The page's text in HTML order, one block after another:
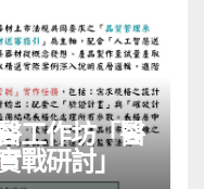
工作坊「醫
戰研討」